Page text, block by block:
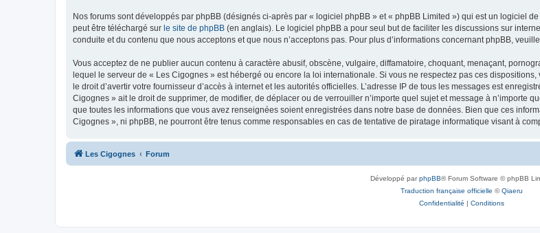
Nos forums sont développés par phpBB (désignés ci-après par « logiciel phpBB » et « phpBB Limited ») qui est un logiciel
peut être téléchargé sur le site de phpBB (en anglais). Le logiciel phpBB a pour seul but de faciliter les discussions sur
conduite et du contenu que nous acceptons et que nous n’acceptons pas. Pour plus d’informations concernant phpBB,
Vous acceptez de ne publier aucun contenu à caractère abusif, obscène, vulgaire, diffamatoire, choquant, menaçant,
lequel le serveur de « Les Cigognes » est hébergé ou encore la loi internationale. Si vous ne respectez pas ces
le droit d’avertir votre fournisseur d’accès à internet et les autorités officielles. L’adresse IP de tous les messages est
Cigognes » ait le droit de supprimer, de modifier, de déplacer ou de verrouiller n’importe quel sujet et message à n’importe
que toutes les informations que vous avez renseignées soient enregistrées dans notre base de données. Bien que ces
Cigognes », ni phpBB, ne pourront être tenus comme responsables en cas de tentative de piratage informatique visant à
Les Cigognes Forum
Développé parphpBB® Forum Software © phpBB
Traduction française officielle ©Qiaeru
Confidentialité | Conditions